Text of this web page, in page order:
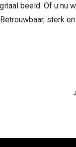
beeld. Of u nu
sterk